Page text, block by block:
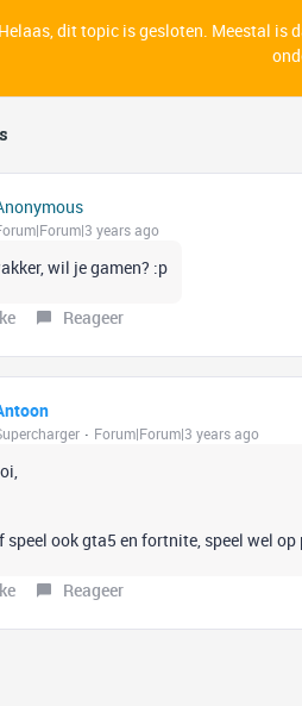
Helaas, dit topic is gesloten. Meestal is
years ago
wil je gamen? :p
Reageer
Forum|Forum|3 years ago
speel ook gta5 en fortnite, speel wel
Reageer